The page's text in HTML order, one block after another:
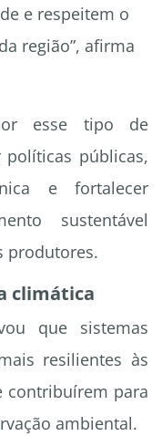
e respeitem o
região”, afirma
esse tipo de
públicas,
e fortalecer
sustentável
produtores.
climática
que sistemas
resilientes às
contribuírem para
ambiental.